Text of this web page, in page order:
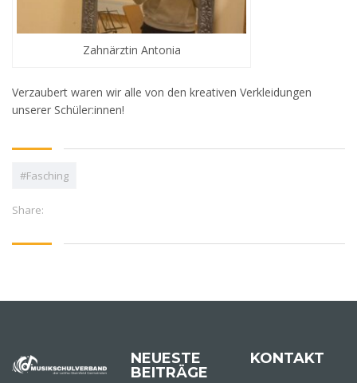
Zahnärztin Antonia
Verzaubert waren wir alle von den kreativen Verkleidungen
unserer Schüler:innen!
#Fasching
Share:
NEUESTE
BEITRÄGE
KONTAKT